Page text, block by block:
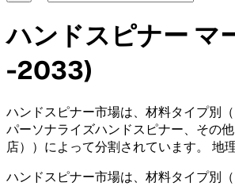
ハンドスピナー マ
-2033)
ハンドスピナー市場は、材料タイプ別
パーソナライズハンドスピナー、その
店））によって分割されています。 地
ハンドスピナー市場は、材料タイプ別